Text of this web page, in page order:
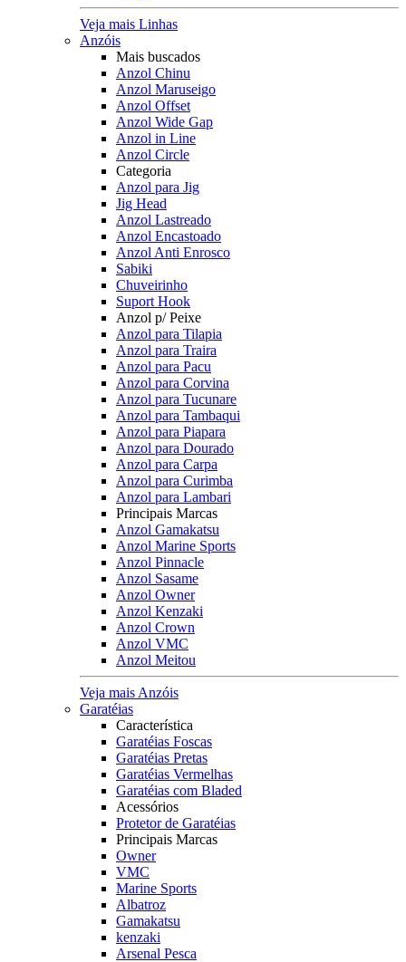
Veja mais Linhas
Anzóis
Mais buscados
Anzol Chinu
Anzol Maruseigo
Anzol Offset
Anzol Wide Gap
Anzol in Line
Anzol Circle
Categoria
Anzol para Jig
Jig Head
Anzol Lastreado
Anzol Encastoado
Anzol Anti Enrosco
Sabiki
Chuveirinho
Suport Hook
Anzol p/ Peixe
Anzol para Tilapia
Anzol para Traira
Anzol para Pacu
Anzol para Corvina
Anzol para Tucunare
Anzol para Tambaqui
Anzol para Piapara
Anzol para Dourado
Anzol para Carpa
Anzol para Curimba
Anzol para Lambari
Principais Marcas
Anzol Gamakatsu
Anzol Marine Sports
Anzol Pinnacle
Anzol Sasame
Anzol Owner
Anzol Kenzaki
Anzol Crown
Anzol VMC
Anzol Meitou
Veja mais Anzóis
Garatéias
Característica
Garatéias Foscas
Garatéias Pretas
Garatéias Vermelhas
Garatéias com Bladed
Acessórios
Protetor de Garatéias
Principais Marcas
Owner
VMC
Marine Sports
Albatroz
Gamakatsu
kenzaki
Arsenal Pesca